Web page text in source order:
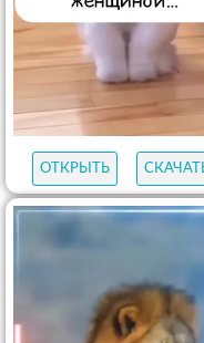
ОТКРЫТЬ